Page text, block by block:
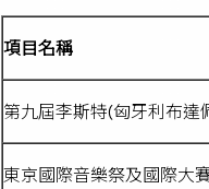
項目名稱
第九屆李斯特(匈牙利布達
東京國際音樂祭及國際大